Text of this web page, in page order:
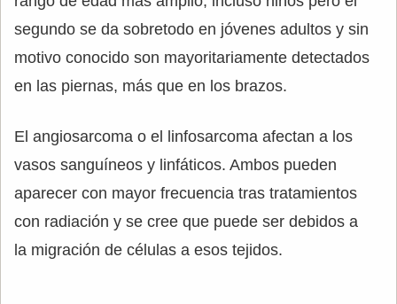
segundo se da sobretodo en jóvenes adultos y sin
motivo conocido son mayoritariamente detectados
en las piernas, más que en los brazos.
El angiosarcoma o el linfosarcoma afectan a los
vasos sanguíneos y linfáticos. Ambos pueden
aparecer con mayor frecuencia tras tratamientos
con radiación y se cree que puede ser debidos a
la migración de células a esos tejidos.